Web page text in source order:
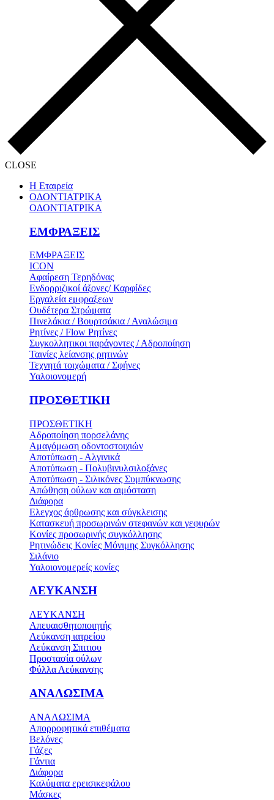
CLOSE
Η Εταιρεία
ΟΔΟΝΤΙΑΤΡΙΚΑ
ΟΔΟΝΤΙΑΤΡΙΚΑ
ΕΜΦΡΑΞΕΙΣ
ΕΜΦΡΑΞΕΙΣ
ICON
Αφαίρεση Τερηδόνας
Ενδορριζικοί άξονες/ Καρφίδες
Εργαλεία εμφραξεων
Ουδέτερα Στρώματα
Πινελάκια / Βουρτσάκια / Αναλώσιμα
Ρητίνες / Flow Ρητίνες
Συγκολλητικοι παράγοντες / Αδροποίηση
Ταινίες λείανσης ρητινών
Τεχνητά τοιχώματα / Σφήνες
Υαλοιονομερή
ΠΡΟΣΘΕΤΙΚΗ
ΠΡΟΣΘΕΤΙΚΗ
Αδροποίηση πορσελάνης
Αμαγόμωση οδοντοστοιχιών
Αποτύπωση - Αλγινικά
Αποτύπωση - Πολυβινυλσιλοξάνες
Αποτύπωση - Σιλικόνες Συμπύκνωσης
Απώθηση ούλων και αιμόσταση
Διάφορα
Ελεγχος άρθρωσης και σύγκλεισης
Κατασκευή προσωρινών στεφανών και γεφυρών
Κονίες προσωρινής συγκόλλησης
Ρητινώδεις Κονίες Μόνιμης Συγκόλλησης
Σιλάνιο
Υαλοιονομερείς κονίες
ΛΕΥΚΑΝΣΗ
ΛΕΥΚΑΝΣΗ
Απευαισθητοποιητής
Λεύκανση ιατρείου
Λεύκανση Σπιτιου
Προστασία ούλων
Φύλλα Λεύκανσης
ΑΝΑΛΩΣΙΜΑ
ΑΝΑΛΩΣΙΜΑ
Απορροφητικά επιθέματα
Βελόνες
Γάζες
Γάντια
Διάφορα
Καλύματα ερεισικεφάλου
Μάσκες